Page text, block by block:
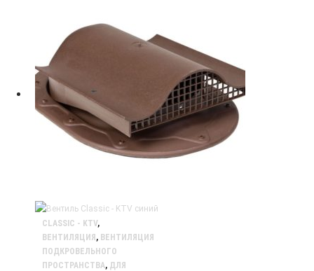
CLASSIC - KTV,
ВЕНТИЛЯЦИЯ, ВЕНТИЛЯЦИЯ
ПОДКРОВЕЛЬНОГО
ПРОСТРАНСТВА, ДЛЯ